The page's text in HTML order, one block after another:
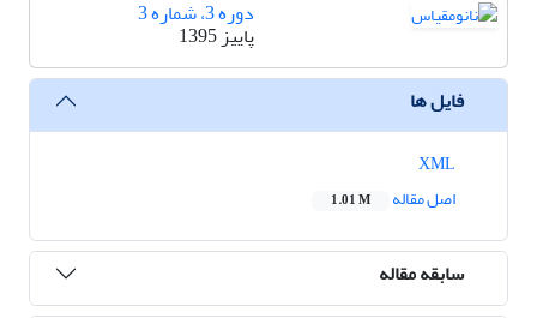
دوره 3، شماره 3
پاییز 1395
فایل ها
اصل مقاله
1.01 M
سابقه مقاله